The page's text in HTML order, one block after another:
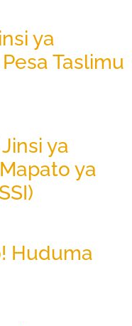
ya
Taslimu
ya
ya
Huduma